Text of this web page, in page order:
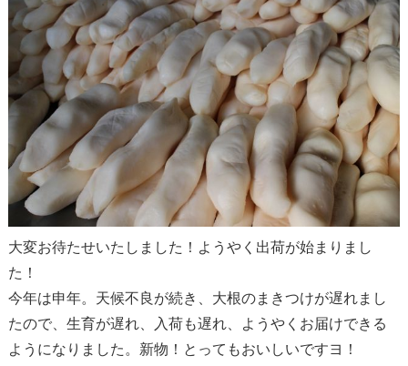
大変お待たせいたしました！ようやく出荷が始まりまし
た！
今年は申年。天候不良が続き、大根のまきつけが遅れまし
たので、生育が遅れ、入荷も遅れ、ようやくお届けできる
ようになりました。新物！とってもおいしいですヨ！